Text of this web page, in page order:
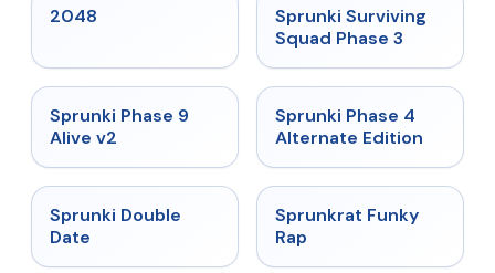
2048 ★ 4.7
Sprunki Surviving
Squad Phase 3
★
Sprunki Phase 9
Alive v2
★
Sprunki Phase 4
Alternate Edition
★
Sprunki Double
Date
★ 4.7
Sprunkrat Funky
Rap